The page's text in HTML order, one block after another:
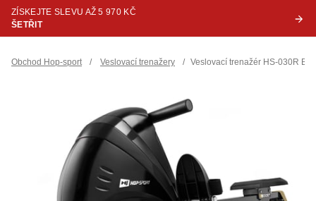
ZÍSKEJTE SLEVU AŽ 5 970 KČ
ŠETŘIT
Obchod Hop-sport / Veslovací trenažery / Veslovací trenažér HS-030R